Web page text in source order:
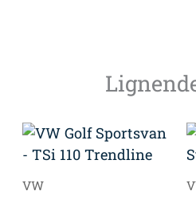
VW